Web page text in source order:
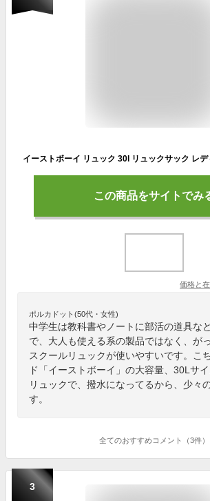
この商品をサイトでみ
価格と
ポルカドット(50代・女性)
中学生は教科書やノートに部活の道具な
で、大人も使える系の製品ではなく、が
スクールリュックが使いやすいです。こ
ド「イーストボーイ」の大容量、30Lサ
リュックで、撥水になってるから、少々
す。
全てのおすすめコメント（3件）
3